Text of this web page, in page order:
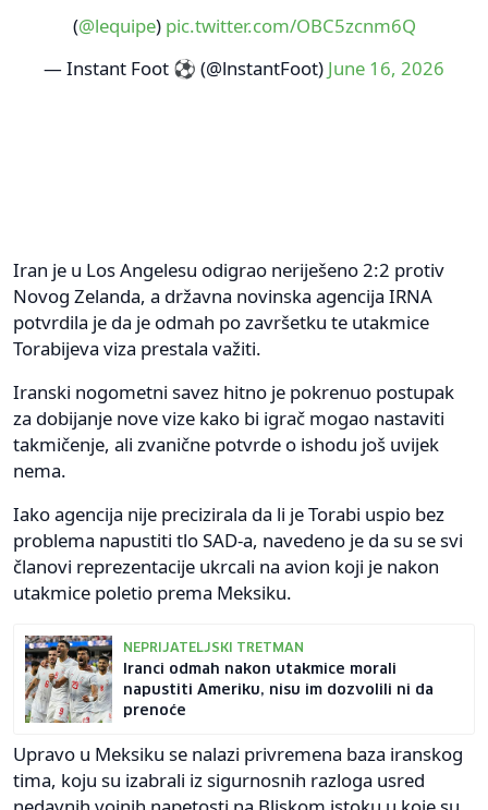
(@lequipe) pic.twitter.com/OBC5zcnm6Q
— Instant Foot ⚽️ (@lnstantFoot) June 16, 2026
Iran je u Los Angelesu odigrao neriješeno 2:2 protiv
Novog Zelanda, a državna novinska agencija IRNA
potvrdila je da je odmah po završetku te utakmice
Torabijeva viza prestala važiti.
Iranski nogometni savez hitno je pokrenuo postupak
za dobijanje nove vize kako bi igrač mogao nastaviti
takmičenje, ali zvanične potvrde o ishodu još uvijek
nema.
Iako agencija nije precizirala da li je Torabi uspio bez
problema napustiti tlo SAD-a, navedeno je da su se svi
članovi reprezentacije ukrcali na avion koji je nakon
utakmice poletio prema Meksiku.
NEPRIJATELJSKI TRETMAN
Iranci odmah nakon utakmice morali
napustiti Ameriku, nisu im dozvolili ni da
prenoće
Upravo u Meksiku se nalazi privremena baza iranskog
tima, koju su izabrali iz sigurnosnih razloga usred